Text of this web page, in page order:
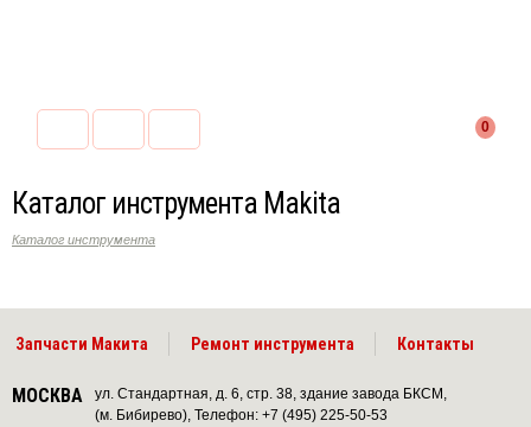
0
Каталог инструмента Makita
Каталог инструмента
Запчасти Макита Ремонт инструмента Контакты
МОСКВА
ул. Стандартная, д. 6, стр. 38, здание завода БКСМ,
(м. Бибирево), Телефон: +7 (495) 225-50-53